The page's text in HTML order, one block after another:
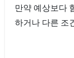
만약 예상보다
하거나 다른 조